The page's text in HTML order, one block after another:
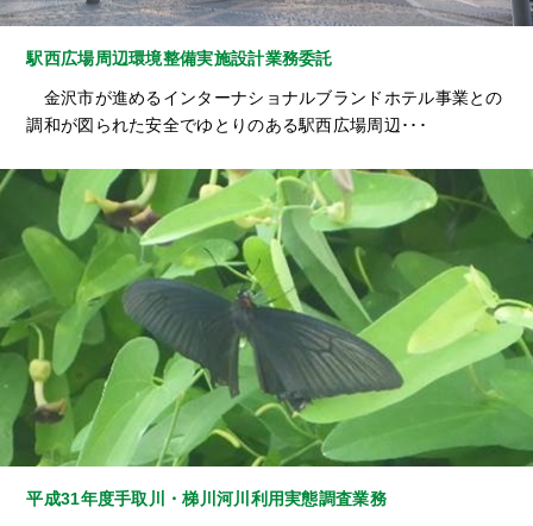
駅西広場周辺環境整備実施設計業務委託
金沢市が進めるインターナショナルブランドホテル事業との
調和が図られた安全でゆとりのある駅西広場周辺･･･
平成31年度手取川・梯川河川利用実態調査業務